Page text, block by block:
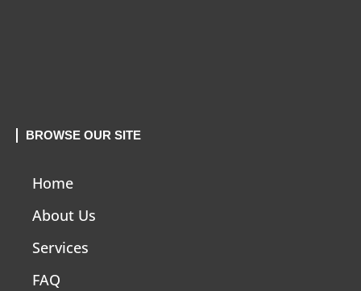
BROWSE OUR SITE
Home
About Us
Services
FAQ